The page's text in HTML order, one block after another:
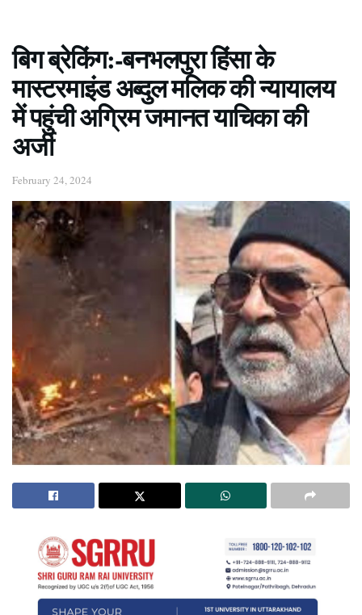
बिग ब्रेकिंग:-बनभलपुरा हिंसा के
मास्टरमाइंड अब्दुल मलिक की न्यायालय
में पहुंची अग्रिम जमानत याचिका की
अर्जी
February 24, 2024